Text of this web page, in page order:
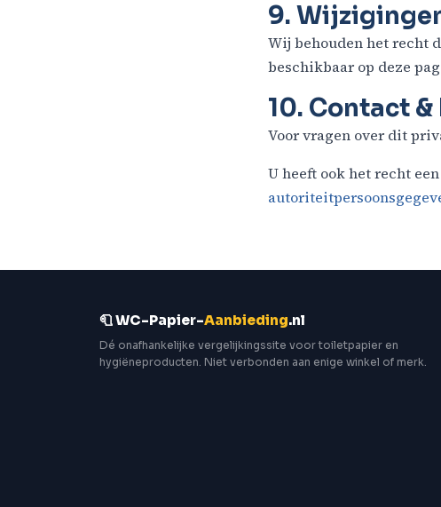
9.
Wij behouden het recht
beschikbaar op deze
10. Contact
Voor vragen over dit
U heeft ook het recht
🧻 WC-Papier-Aanbieding.nl
Dé onafhankelijke vergelijkingssite voor toiletpapier en
hygiëneproducten. Niet verbonden aan enige winkel of merk.